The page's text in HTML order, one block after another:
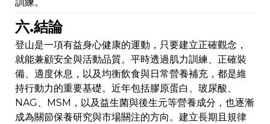
六.結論
登山是一項有益身心健康的運動，只要建立正確觀念，
就能兼顧安全與活動品質。平時透過肌力訓練、正確裝
備、適度休息，以及均衡飲食與日常營養補充，都是維
持行動力的重要基礎。近年包括膠原蛋白、玻尿酸、
NAG、MSM，以及益生菌與後生元等營養成分，也逐漸
成為關節保養研究與市場關注的方向。建立長期且規律